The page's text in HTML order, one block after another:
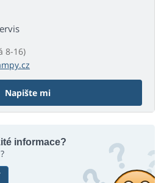
8-16)
Napište mi
informace?